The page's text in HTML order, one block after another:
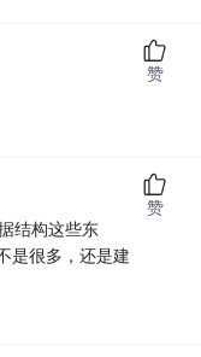
赞
结构这些东
是很多，还是建
赞